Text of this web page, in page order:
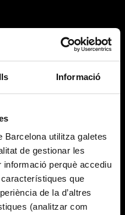
Informació
Barcelona utilitza galetes
de gestionar les
perquè accediu
que
de la d’altres
(analitzar com